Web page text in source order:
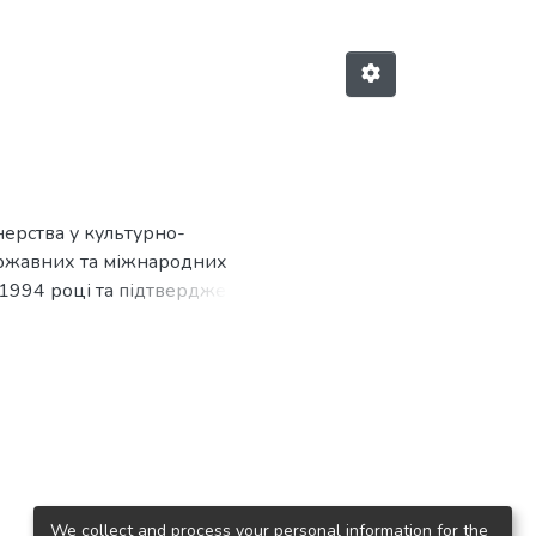
у культурно-
та міжнародних
році та підтверджені у
на початку XXI століття,
We collect and process your personal information for the